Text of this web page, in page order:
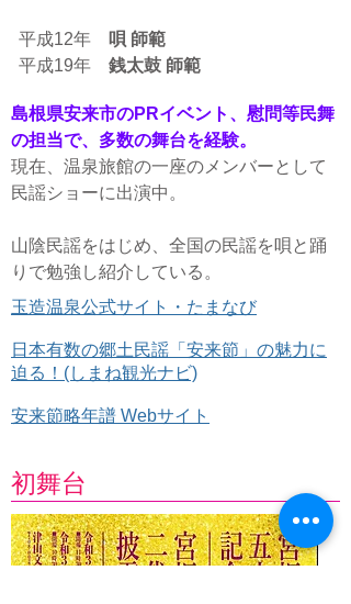
平成12年
唄 師範
平成19年 銭太鼓 師範
島根県安来市のPRイベント、慰問等民舞
の担当で、多数の舞台を経験。
現在、温泉旅館の一座のメンバーとして
民謡ショーに出演中。
山陰民謡をはじめ、全国の民謡を唄と踊
りで勉強し紹介している。
玉造温泉公式サイト・たまなび
日本有数の郷土民謡「安来節」の魅力に
迫る！(しまね観光ナビ)
安来節略年譜 Webサイト
初舞台